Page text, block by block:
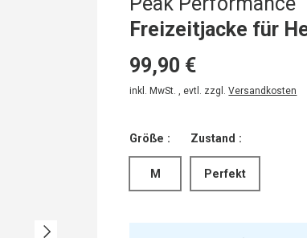
Nächste
Freizeitjacke für
99,90 €
inkl. MwSt. , evtl. zzgl.Versandkosten
Größe :
M
Zustand :
Perfekt